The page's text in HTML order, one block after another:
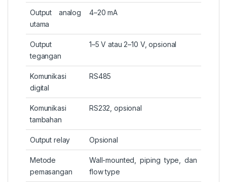
Output analog
utama
4–20 mA
Output
tegangan
1–5 V atau 2–10 V, opsional
Komunikasi
digital
RS485
Komunikasi
tambahan
RS232, opsional
Output relay Opsional
Metode
pemasangan
Wall-mounted, piping type, dan
flow type